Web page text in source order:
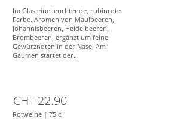
Im Glas eine leuchtende, rubinrote
Farbe. Aromen von Maulbeeren,
Johannisbeeren, Heidelbeeren,
Brombeeren, ergänzt um feine
Gewürznoten in der Nase. Am
Gaumen startet der...
CHF 22.90
Rotweine | 75 cl